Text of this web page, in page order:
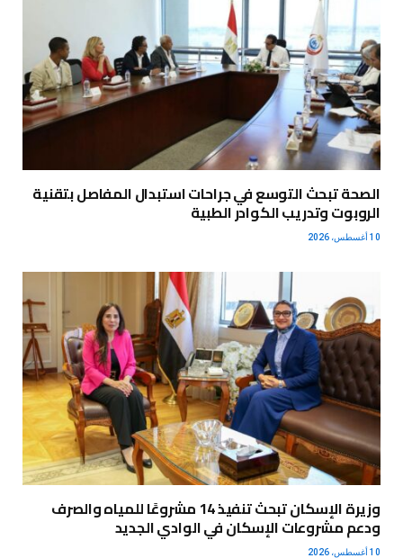
الصحة تبحث التوسع في جراحات استبدال المفاصل بتقنية
الروبوت وتدريب الكوادر الطبية
10 أغسطس، 2026
وزيرة الإسكان تبحث تنفيذ 14 مشروعًا للمياه والصرف
ودعم مشروعات الإسكان في الوادي الجديد
10 أغسطس، 2026